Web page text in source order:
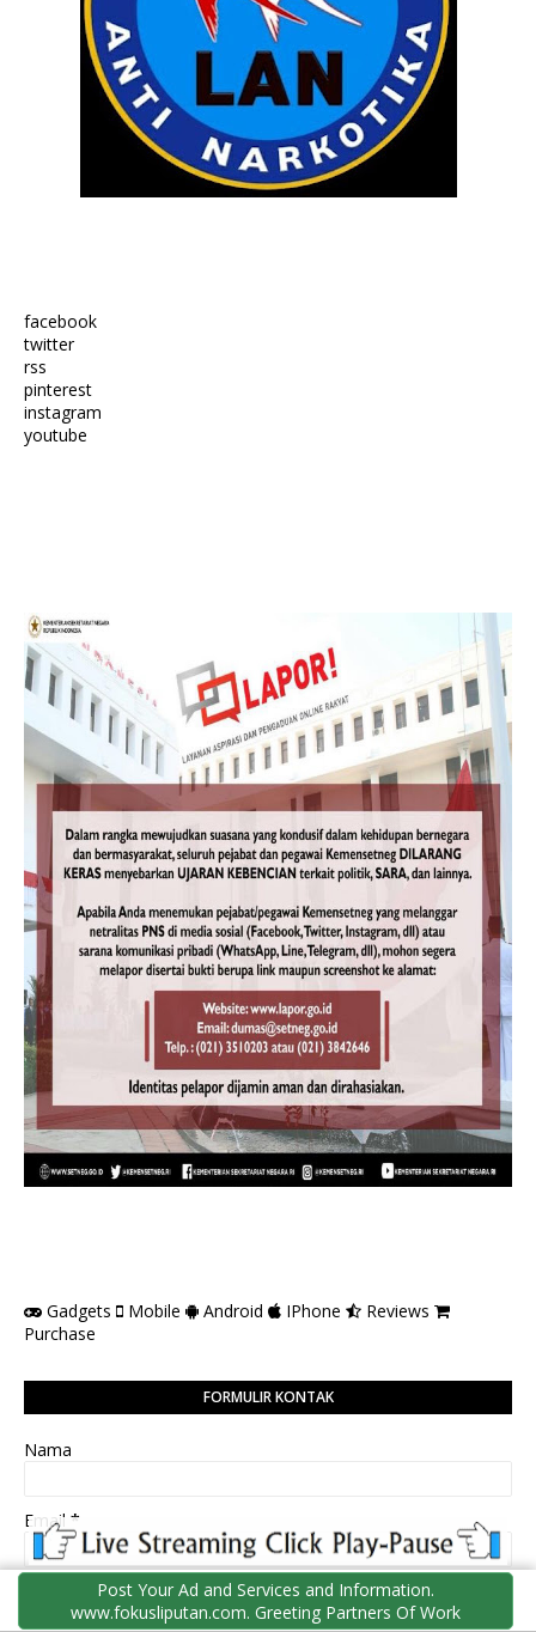
facebook
twitter
rss
pinterest
instagram
youtube
Gadgets Mobile Android IPhone
Reviews
Purchase
FORMULIR KONTAK
Nama
Email *
Post Your Ad and Services and Information.
www.fokusliputan.com. Greeting Partners Of Work